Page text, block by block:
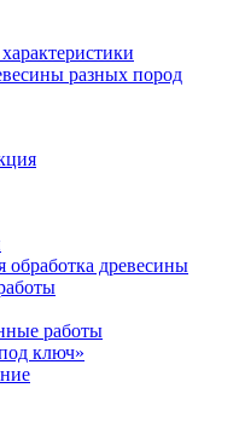
разных пород
обработка древесины
работы
ключ»